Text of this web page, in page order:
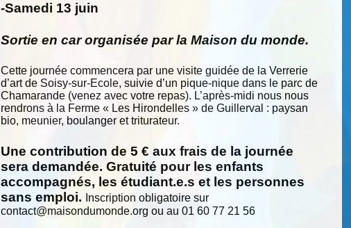
-Samedi 13 juin
Sortie en car organisée par la Maison du monde.
Cette journée commencera par une visite guidée de la Verrerie
d’art de Soisy-sur-Ecole, suivie d’un pique-nique dans le parc de
Chamarande (venez avec votre repas). L’après-midi nous nous
rendrons à la Ferme « Les Hirondelles » de Guillerval : paysan
bio, meunier, boulanger et triturateur.
Une contribution de 5 € aux frais de la journée
sera demandée. Gratuité pour les enfants
accompagnés, les étudiant.e.s et les personnes
sans emploi.
Inscription obligatoire sur
contact@maisondumonde.org ou au 01 60 77 21 56